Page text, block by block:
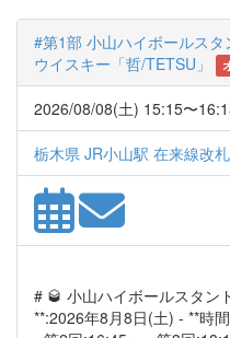
#第1部 小山ハイボールス
ウイスキー「哲/TETSU」
2026/08/08(土) 15:15〜
栃木県 JR小山駅 在来線改
# 🥃 小山ハイボールスタン
**:2026年8月8日(土) - **時